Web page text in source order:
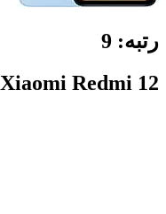
رتبه: 9
Xiaomi Redmi 12